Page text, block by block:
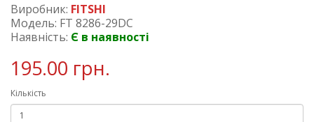
Виробник: FITSHI
Модель: FT 8286-29DC
Наявність: Є в наявності
195.00 грн.
Кількість